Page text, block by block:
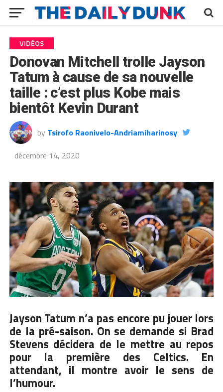
VIDÉOS
Donovan Mitchell trolle Jayson
Tatum à cause de sa nouvelle
taille : c’est plus Kobe mais
bientôt Kevin Durant
by Tsirofo Raonivelo-Andriamiharinosy
décembre 14, 2020
Jayson Tatum n’a pas encore pu jouer lors
de la pré-saison. On se demande si Brad
Stevens décidera de le mettre au repos
pour la première des Celtics. En
attendant, il montre avoir le sens de
l’humour.